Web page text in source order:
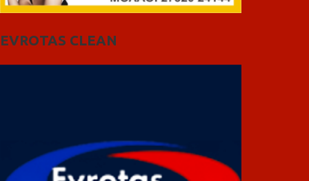
EVROTAS CLEAN